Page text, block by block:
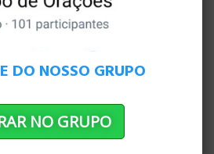
DO NOSSO GRUPO
NO GRUPO